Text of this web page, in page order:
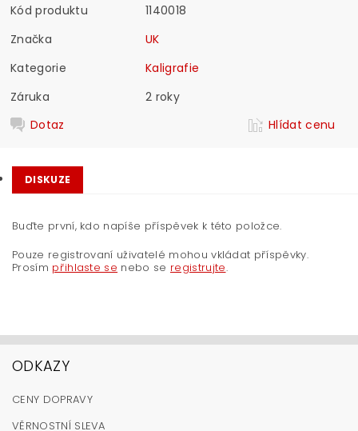
Kód produktu
1140018
Značka
UK
Kategorie
Kaligrafie
Záruka
2 roky
Dotaz
Hlídat cenu
DISKUZE
Buďte první, kdo napíše příspěvek k této položce.
Pouze registrovaní uživatelé mohou vkládat příspěvky.
Prosím přihlaste se nebo se registrujte.
ODKAZY
CENY DOPRAVY
VĚRNOSTNÍ SLEVA